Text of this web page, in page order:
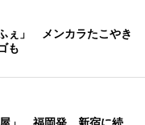
ぇ」 メンカラたこやき
も